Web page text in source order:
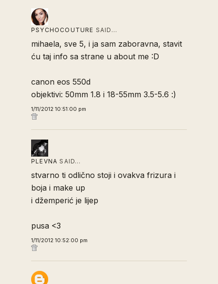
PSYCHOCOUTURE SAID…
mihaela, sve 5, i ja sam zaboravna, stavit
ću taj info sa strane u about me :D
canon eos 550d
objektivi: 50mm 1.8 i 18-55mm 3.5-5.6 :)
1/11/2012 10:51:00 pm
PLEVNA SAID…
stvarno ti odlično stoji i ovakva frizura i
boja i make up
i džemperić je lijep
pusa <3
1/11/2012 10:52:00 pm